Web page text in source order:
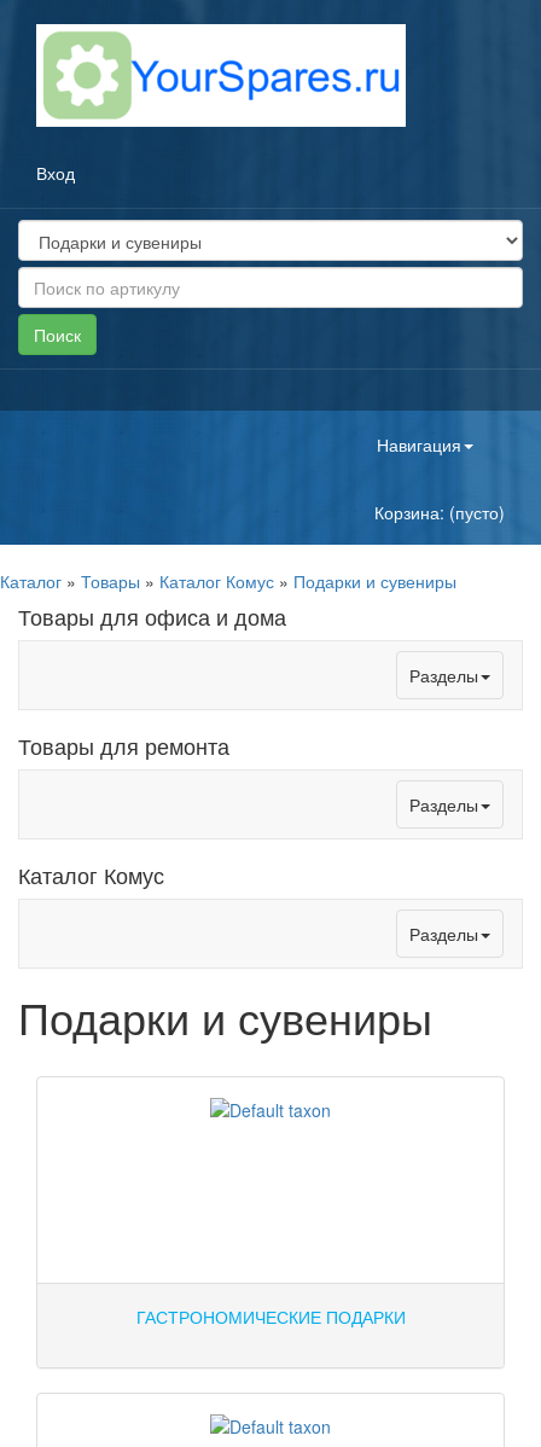
Вход
Toggle
Навигация
Корзина: (пусто)
Каталог » Товары » Каталог Комус » Подарки и сувениры
Товары для офиса и дома
Toggle
navigation
Разделы
Товары для ремонта
Toggle
navigation
Разделы
Каталог Комус
Toggle
navigation
Разделы
Подарки и сувениры
ГАСТРОНОМИЧЕСКИЕ ПОДАРКИ